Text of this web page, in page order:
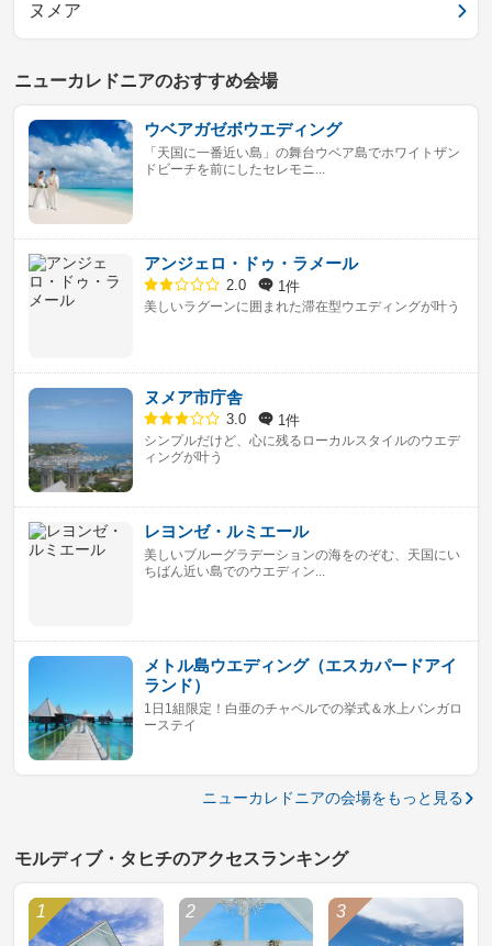
ヌメア
ニューカレドニアのおすすめ会場
ウベアガゼボウエディング
「天国に一番近い島」の舞台ウベア島でホワイトザン
ドビーチを前にしたセレモニ...
アンジェロ・ドゥ・ラメール
2.0 1件
美しいラグーンに囲まれた滞在型ウエディングが叶う
ヌメア市庁舎
3.0 1件
シンプルだけど、心に残るローカルスタイルのウエデ
ィングが叶う
レヨンゼ・ルミエール
美しいブルーグラデーションの海をのぞむ、天国にい
ちばん近い島でのウエディン...
メトル島ウエディング（エスカパードアイ
ランド）
1日1組限定！白亜のチャペルでの挙式＆水上バンガロ
ーステイ
ニューカレドニアの会場をもっと見る
モルディブ・タヒチのアクセスランキング